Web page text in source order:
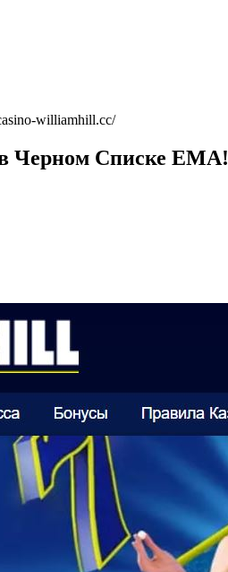
williamhill.cc/
Черном Списке ЕМА!